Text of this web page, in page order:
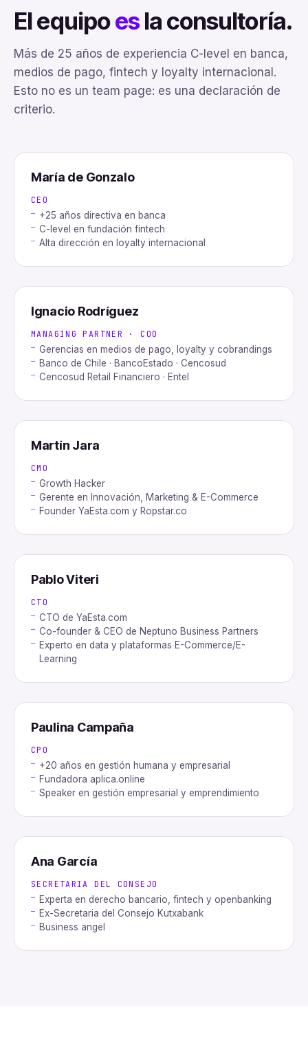
El equipoesla consultoría.
Más de 25 años de experiencia C-level en banca,
medios de pago, fintech y loyalty internacional.
Esto no es un team page: es una declaración de
criterio.
María de Gonzalo
CEO
+25 años directiva en banca
C-level en fundación fintech
Alta dirección en loyalty internacional
Ignacio Rodríguez
MANAGING PARTNER · COO
Gerencias en medios de pago, loyalty y cobrandings
Banco de Chile · BancoEstado · Cencosud
Cencosud Retail Financiero · Entel
Martín Jara
CMO
Growth Hacker
Gerente en Innovación, Marketing & E-Commerce
Founder YaEsta.com y Ropstar.co
Pablo Viteri
CTO
CTO de YaEsta.com
Co-founder & CEO de Neptuno Business Partners
Experto en data y plataformas E-Commerce/E-
Learning
Paulina Campaña
CPO
+20 años en gestión humana y empresarial
Fundadora aplica.online
Speaker en gestión empresarial y emprendimiento
AG
Ana García
SECRETARIA DEL CONSEJO
Experta en derecho bancario, fintech y openbanking
Ex-Secretaria del Consejo Kutxabank
Business angel